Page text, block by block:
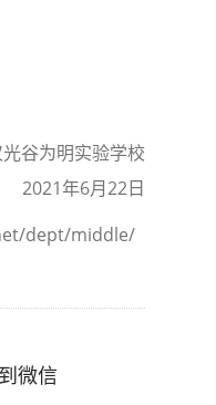
谷为明实验学校
2021年6月22日
dept/middle/
微信